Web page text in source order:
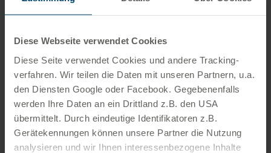
Diese Webseite verwendet Cookies
Diese Seite verwendet Cookies und andere Tracking­
verfahren. Wir teilen die Daten mit unseren Partnern, u.a.
den Diensten Google oder Facebook. Gegebenenfalls
werden Ihre Daten an ein Drittland z.B. den USA
übermittelt. Durch eindeutige Identifikatoren z.B.
Gerätekennungen können unsere Partner die Nutzung
analysieren und wir Ihnen interessenbezogene Inhalte
fernsteuerbar sind,
Leistungsreduzierungen
zuverlässig umgesetzt
werden,
und gesetzliche Vorgaben
eingehalten werden.